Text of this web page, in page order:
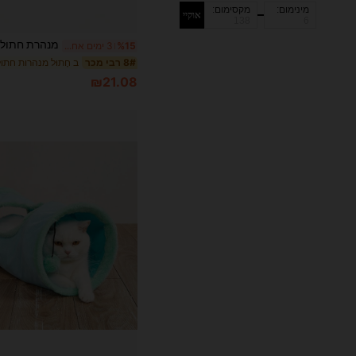
מינימום: מקסימום: אוקיי
%15
8# רבי מכר ב חָתוּל מנהרות
₪21.08